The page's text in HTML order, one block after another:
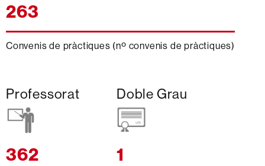
263
Convenis de pràctiques (nº convenis de pràctiques)
Professorat
362
Doble Grau
1